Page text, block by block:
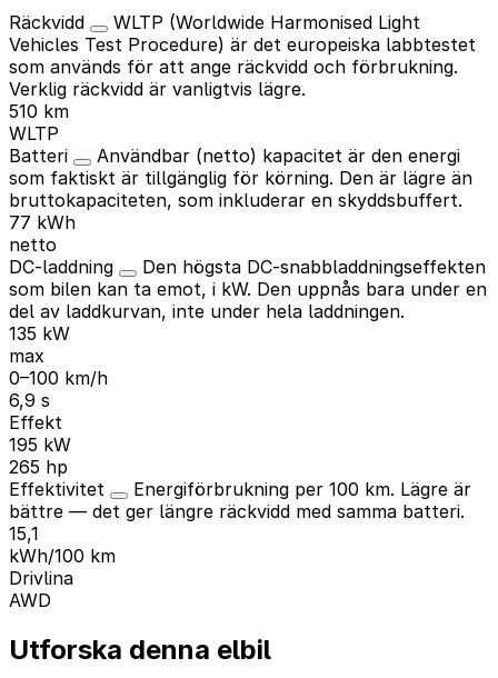
Räckvidd
WLTP (Worldwide Harmonised Light
Vehicles Test Procedure) är det europeiska labbtestet
som används för att ange räckvidd och förbrukning.
Verklig räckvidd är vanligtvis lägre.
510 km
WLTP
Batteri
Användbar (netto) kapacitet är den energi
som faktiskt är tillgänglig för körning. Den är lägre än
bruttokapaciteten, som inkluderar en skyddsbuffert.
77 kWh
netto
DC-laddning
Den högsta DC-snabbladdningseffekten
som bilen kan ta emot, i kW. Den uppnås bara under en
del av laddkurvan, inte under hela laddningen.
135 kW
max
0–100 km/h
6,9 s
Effekt
195 kW
265 hp
Effektivitet
Energiförbrukning per 100 km. Lägre är
bättre — det ger längre räckvidd med samma batteri.
15,1
kWh/100 km
Drivlina
AWD
Utforska denna elbil